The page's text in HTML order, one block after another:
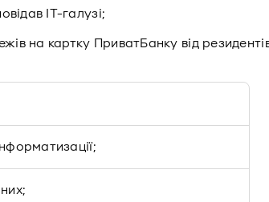
IT-галузі;
на картку ПриватБанку від